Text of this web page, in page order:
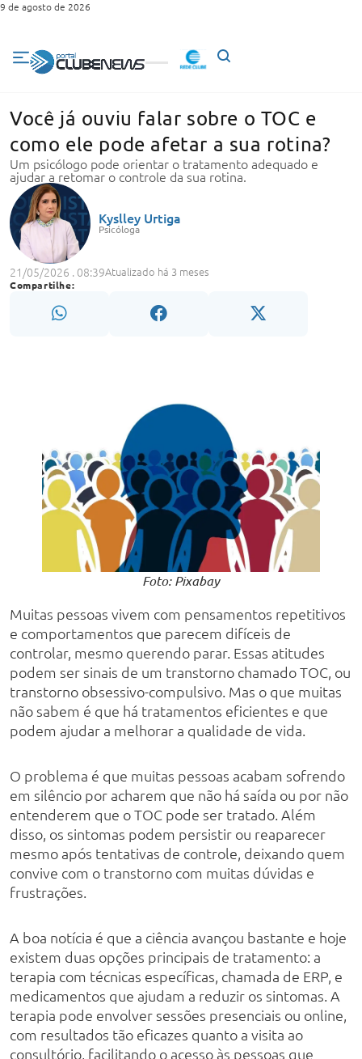
9 de agosto de 2026
Você já ouviu falar sobre o TOC e
como ele pode afetar a sua rotina?
Um psicólogo pode orientar o tratamento adequado e
ajudar a retomar o controle da sua rotina.
Kyslley Urtiga
Psicóloga
21/05/2026 . 08:39Atualizado há 3 meses
Compartilhe:
Foto: Pixabay
Muitas pessoas vivem com pensamentos repetitivos
e comportamentos que parecem difíceis de
controlar, mesmo querendo parar. Essas atitudes
podem ser sinais de um transtorno chamado TOC, ou
transtorno obsessivo-compulsivo. Mas o que muitas
não sabem é que há tratamentos eficientes e que
podem ajudar a melhorar a qualidade de vida.
O problema é que muitas pessoas acabam sofrendo
em silêncio por acharem que não há saída ou por não
entenderem que o TOC pode ser tratado. Além
disso, os sintomas podem persistir ou reaparecer
mesmo após tentativas de controle, deixando quem
convive com o transtorno com muitas dúvidas e
frustrações.
A boa notícia é que a ciência avançou bastante e hoje
existem duas opções principais de tratamento: a
terapia com técnicas específicas, chamada de ERP, e
medicamentos que ajudam a reduzir os sintomas. A
terapia pode envolver sessões presenciais ou online,
com resultados tão eficazes quanto a visita ao
consultório, facilitando o acesso às pessoas que